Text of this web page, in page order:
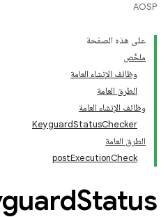
AOSP
على هذه الصفحة
ملخّص
وظائف الإنشاء العامة
الطرق العامة
وظائف الإنشاء العامة
KeyguardStatusChecker
الطرق العامة
postExecutionCheck
Status